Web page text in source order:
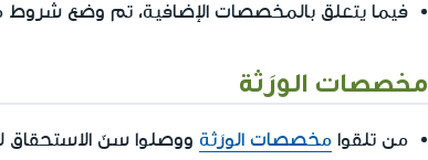
فيما يتعلق بالمخصصات الإضافية، تم وضع شروط
مخصصات الورَثة
من تلقوا مخصصات الورَثة ووصلوا سنّ